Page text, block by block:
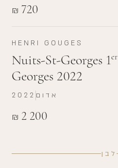
₪ 720
HENRI GOUGES
Nuits-St-Georges 1er
Georges 2022
₪ 2 200
2022 אדום
לבן